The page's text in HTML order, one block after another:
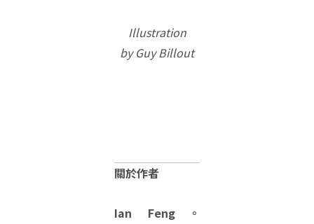
Illustration
by Guy Billout
關於作者
Ian Feng。